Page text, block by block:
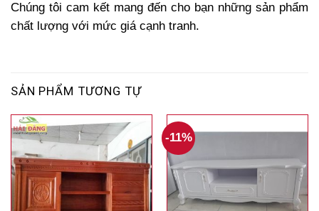
Chúng tôi cam kết mang đến cho bạn những sản phẩm
chất lượng với mức giá cạnh tranh.
SẢN PHẨM TƯƠNG TỰ
-11%